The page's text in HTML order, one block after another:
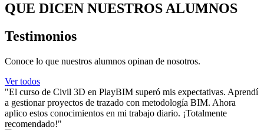
QUE DICEN NUESTROS ALUMNOS
Testimonios
Conoce lo que nuestros alumnos opinan de nosotros.
Ver todos
"El curso de Civil 3D en PlayBIM superó mis expectativas. Aprendí
a gestionar proyectos de trazado con metodología BIM. Ahora
aplico estos conocimientos en mi trabajo diario. ¡Totalmente
recomendado!"